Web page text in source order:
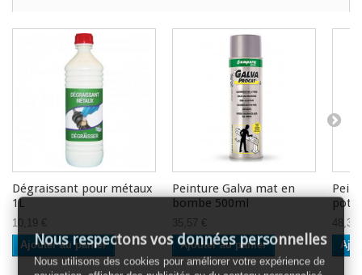
Dégraissant pour métaux
1L
10,19 €
Ajouter au panier
Peinture Galva mat en
bombe 500ml
35,57 €
Ajouter au panier
pot
48,30
Nous respectons vos données personnelles
Nous utilisons des cookies pour améliorer votre expérience de